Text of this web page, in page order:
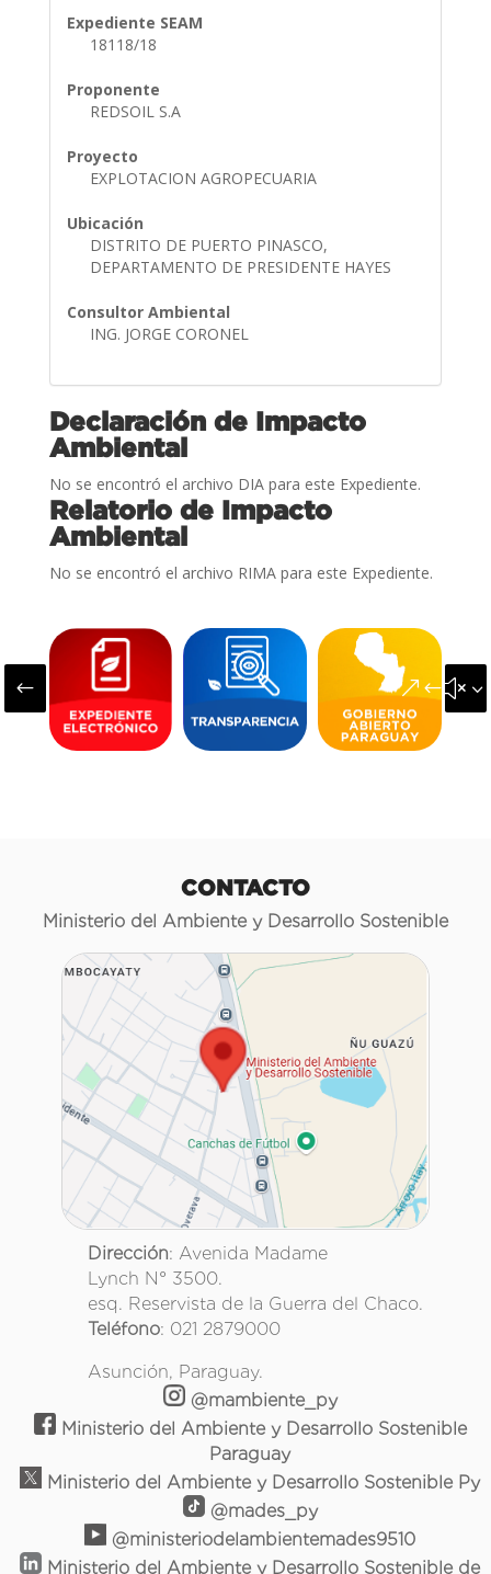
Expediente SEAM
18118/18
Proponente
REDSOIL S.A
Proyecto
EXPLOTACION AGROPECUARIA
Ubicación
DISTRITO DE PUERTO PINASCO,
DEPARTAMENTO DE PRESIDENTE HAYES
Consultor Ambiental
ING. JORGE CORONEL
Declaración de Impacto
Ambiental
No se encontró el archivo DIA para este Expediente.
Relatorio de Impacto
Ambiental
No se encontró el archivo RIMA para este Expediente.
#
CONTACTO
Ministerio del Ambiente y Desarrollo Sostenible
Dirección: Avenida Madame
Lynch N° 3500.
esq. Reservista de la Guerra del Chaco.
Teléfono: 021 2879000
Asunción, Paraguay.
@mambiente_py
Ministerio del Ambiente y Desarrollo Sostenible
Paraguay
Ministerio del Ambiente y Desarrollo Sostenible Py
@mades_py
@ministeriodelambientemades9510
Ministerio del Ambiente y Desarrollo Sostenible de